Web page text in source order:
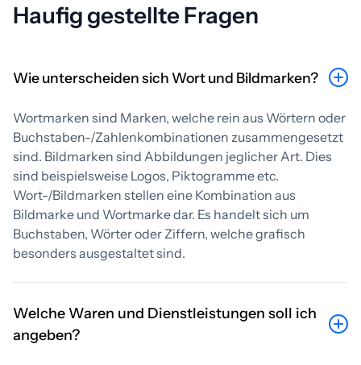
Haufig gestellte Fragen
Wie unterscheiden sich Wort und Bildmarken?
Wortmarken sind Marken, welche rein aus Wörtern oder
Buchstaben-/Zahlenkombinationen zusammengesetzt
sind. Bildmarken sind Abbildungen jeglicher Art. Dies
sind beispielsweise Logos, Piktogramme etc.
Wort-/Bildmarken stellen eine Kombination aus
Bildmarke und Wortmarke dar. Es handelt sich um
Buchstaben, Wörter oder Ziffern, welche grafisch
besonders ausgestaltet sind.
Welche Waren und Dienstleistungen soll ich
angeben?